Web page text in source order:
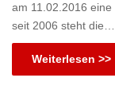
am 11.02.2016
seit 2006 steht die…
Weiterlesen >>